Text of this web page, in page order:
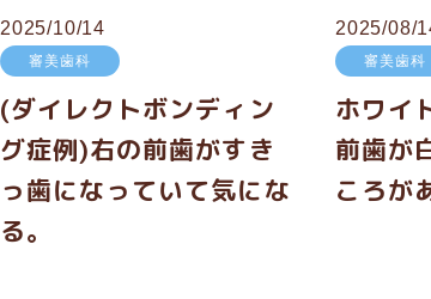
2025/10/14
審美歯科
(ダイレクトボンディン
グ症例)右の前歯がすき
っ歯になっていて気にな
る。
2025/08/
審美歯科
ホワイ
前歯が
ころが